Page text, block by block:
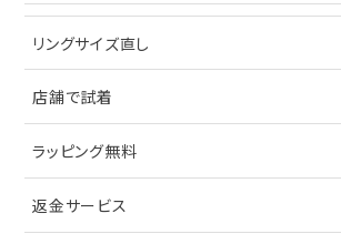
ブレスレット
ペンダントトップ
ブローチ
その他
ノーブランドジュエリーをすべて見る
イヤリング
ブレスレット
ペンダントトップ
ブローチ
その他
キーケース
サングラス
シューズ
香水
オメガ
シャネル
タグホイヤー
カルティエ
セイコー
ブルガリ
カルティエ
ウノアエレ
4℃
星
リボン
花
リングサイズ直し
店舗で試着
ラッピング無料
返金サービス